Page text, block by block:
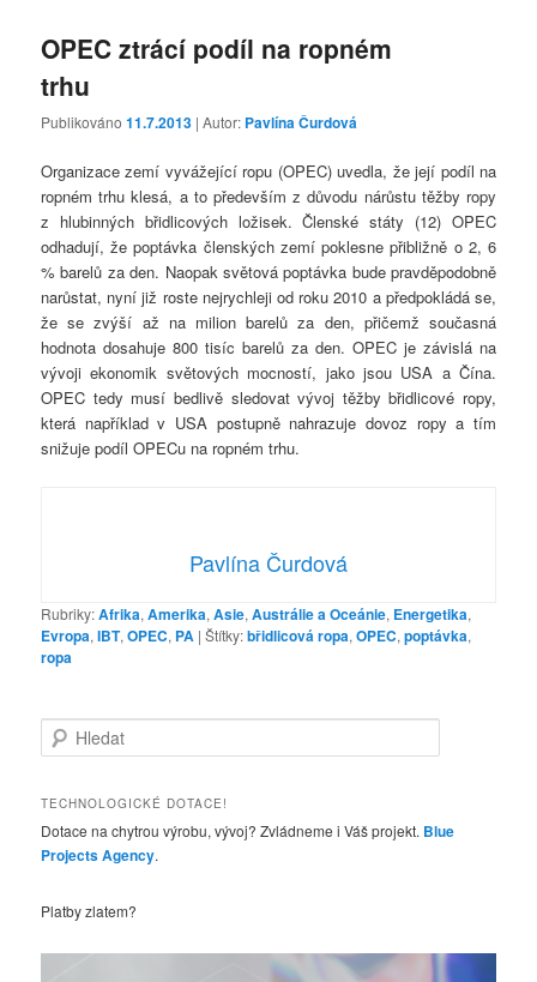
OPEC ztrácí podíl na ropném
trhu
Publikováno11.7.2013 | Autor: Pavlína Čurdová
Organizace zemí vyvážející ropu (OPEC) uvedla, že její podíl na
ropném trhu klesá, a to především z důvodu nárůstu těžby ropy
z hlubinných břidlicových ložisek. Členské státy (12) OPEC
odhadují, že poptávka členských zemí poklesne přibližně o 2, 6
% barelů za den. Naopak světová poptávka bude pravděpodobně
narůstat, nyní již roste nejrychleji od roku 2010 a předpokládá se,
že se zvýší až na milion barelů za den, přičemž současná
hodnota dosahuje 800 tisíc barelů za den. OPEC je závislá na
vývoji ekonomik světových mocností, jako jsou USA a Čína.
OPEC tedy musí bedlivě sledovat vývoj těžby břidlicové ropy,
která například v USA postupně nahrazuje dovoz ropy a tím
snižuje podíl OPECu na ropném trhu.
Pavlína Čurdová
Rubriky:Afrika,Amerika,Asie,Austrálie a Oceánie, Energetika,
Evropa,IBT,OPEC, PA |Štítky:břidlicová ropa,OPEC,poptávka,
ropa
l
d
t
TECHNOLOGICKÉ DOTACE!
Dotace na chytrou výrobu, vývoj? Zvládneme i Váš projekt. Blue
Projects Agency.
Platby zlatem?